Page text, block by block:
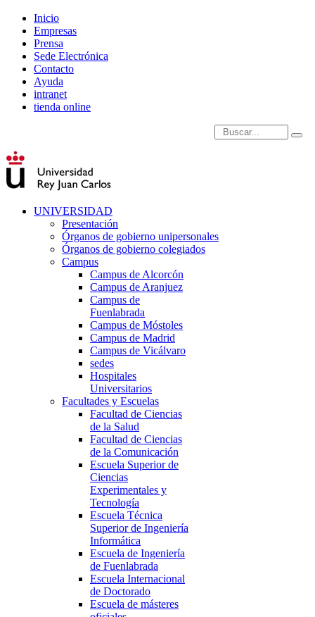
Inicio
Empresas
Prensa
Sede Electrónica
Contacto
Ayuda
intranet
tienda online
Introduce términos de
UNIVERSIDAD
Presentación
Órganos de gobierno unipersonales
Órganos de gobierno colegiados
Campus
Campus de Alcorcón
Campus de Aranjuez
Campus de
Fuenlabrada
Campus de Móstoles
Campus de Madrid
Campus de Vicálvaro
sedes
Hospitales
Universitarios
Facultades y Escuelas
Facultad de Ciencias
de la Salud
Facultad de Ciencias
de la Comunicación
Escuela Superior de
Ciencias
Experimentales y
Tecnología
Escuela Técnica
Superior de Ingeniería
Informática
Escuela de Ingeniería
de Fuenlabrada
Escuela Internacional
de Doctorado
Escuela de másteres